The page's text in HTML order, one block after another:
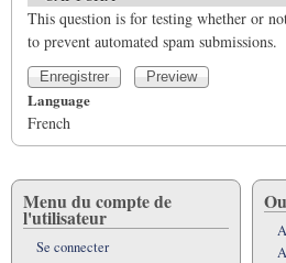
This question is for testing whether or
to prevent automated spam submissions.
Language
French
Menu du compte de
l'utilisateur
Se connecter